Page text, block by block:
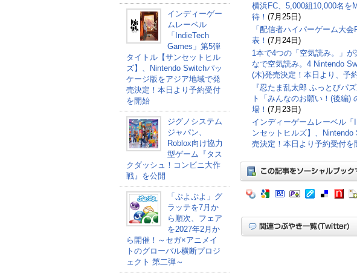
インディーゲー
ムレーベル
「IndieTech
Games」第5弾
タイトル【サンセットヒル
ズ】、Nintendo Switchパッ
ケージ版をアジア地域で発
売決定！本日より予約受付
を開始
ジグノシステム
ジャパン、
Roblox向け協力
型ゲーム『タス
クダッシュ！コンビニ大作
戦』を公開
「ぷよぷよ」グ
ラッテを7月か
ら順次、フェア
を2027年2月か
ら開催！～セガ×アニメイ
トのグローバル横断プロジ
ェクト 第二弾～
横浜FC、5,000組10,000名を
待！ (7月25日)
「配信者ハイパーゲーム大
表！ (7月24日)
1本で4つの「空気読み。」
なで空気読み。4 Nintendo
(木)発売決定！本日より、予
『忍たま乱太郎 ふっとびパ
ト「みんなのお願い！(後編)
場！ (7月23日)
インディーゲームレーベル
ンセットヒルズ】、
売決定！本日より予約受付を